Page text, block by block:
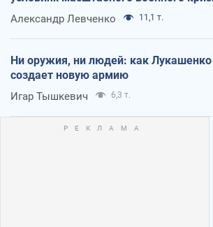
Александр Левченко 11,1 т.
Ни оружия, ни людей: как Лукашенко
создает новую армию
Игар Тышкевич 6,3 т.